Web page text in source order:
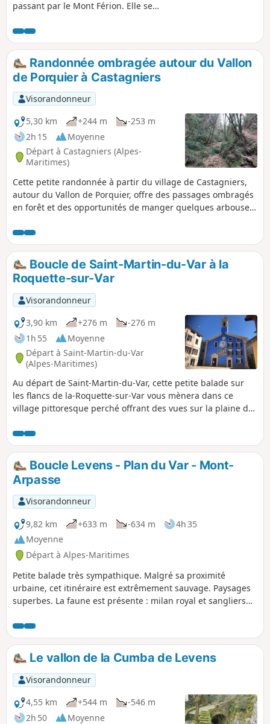
passant par le Mont Férion. Elle se
avec quelques vues dégagées sur la
vallée de Coaraze et du Var.
Randonnée ombragée autour du Vallon
de Porquier à Castagniers
Visorandonneur
5,30 km
+244 m
-253 m
2h 15
Moyenne
Départ à Castagniers (Alpes-
Maritimes)
Cette petite randonnée à partir du village de Castagniers,
autour du Vallon de Porquier, offre des passages ombragés
en forêt et des opportunités de manger quelques arbouses
Boucle de Saint-Martin-du-Var à la
Roquette-sur-Var
Visorandonneur
3,90 km
+276 m
-276 m
1h 55
Moyenne
Départ à Saint-Martin-du-Var
(Alpes-Maritimes)
Au départ de Saint-Martin-du-Var, cette petite balade sur
les flancs de la-Roquette-sur-Var vous mènera dans ce
village pittoresque perché offrant des vues sur la plaine du
de la Vésubie.
Boucle Levens - Plan du Var - Mont-
Arpasse
Visorandonneur
9,82 km
+633 m -634 m
4h 35
Moyenne
Départ à Alpes-Maritimes
Petite balade très sympathique. Malgré sa proximité
urbaine, cet itinéraire est extrêmement sauvage. Paysages
superbes. La faune est présente : milan royal et sangliers
Le vallon de la Cumba de Levens
Visorandonneur
4,55 km
+544 m
-546 m
2h 50
Moyenne